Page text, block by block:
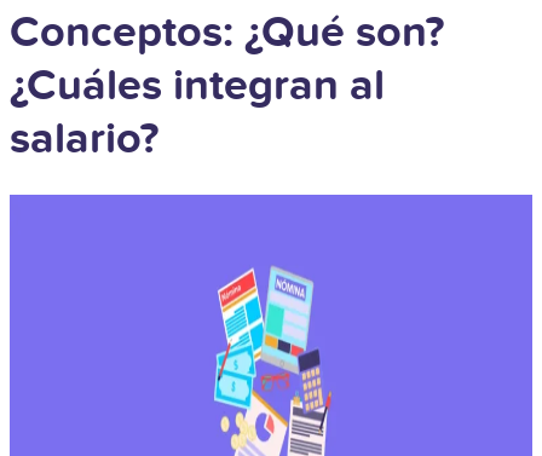
Conceptos: ¿Qué son?
¿Cuáles integran al
salario?